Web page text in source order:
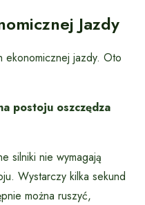
Jazdy
ekonomicznej jazdy. Oto
postoju oszczędza
silniki nie wymagają
Wystarczy kilka sekund
można ruszyć,